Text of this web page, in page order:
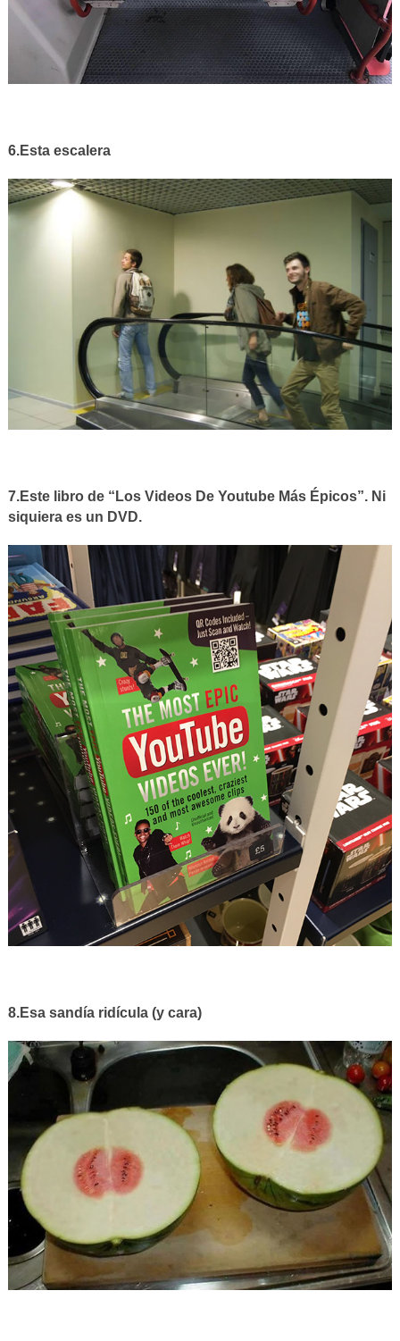
6.Esta escalera
7.Este libro de “Los Videos De Youtube Más Épicos”. Ni
siquiera es un DVD.
8.Esa sandía ridícula (y cara)